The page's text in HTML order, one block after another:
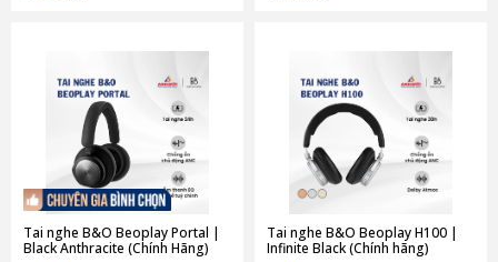
Tai nghe B&O Beoplay Portal |
Black Anthracite (Chính Hãng)
Tai nghe B&O Beoplay H100 |
Infinite Black (Chính hãng)